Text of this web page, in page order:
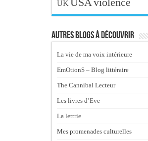
UK
Autres blogs à découvrir
La vie de ma voix intérieure
EmOtionS – Blog littéraire
The Cannibal Lecteur
Les livres d’Eve
La lettrie
Mes promenades culturelles